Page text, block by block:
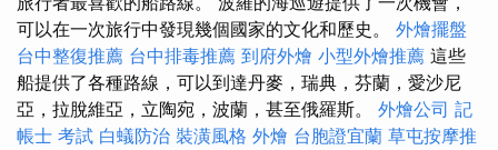
可以在一次旅行中發現幾個國家的文化和歷史。 外燴擺盤
台中整復推薦 台中排毒推薦 到府外燴 小型外燴推薦 這些
船提供了各種路線，可以到達丹麥，瑞典，芬蘭，愛沙尼
亞，拉脫維亞，立陶宛，波蘭，甚至俄羅斯。 外燴公司 記
帳士 考試 白蟻防治 裝潢風格 外燴 台胞證宜蘭 草屯按摩推